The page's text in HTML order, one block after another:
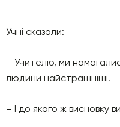
Учні сказали:
– Учителю, ми
людини найстрашніші.
– І до якого ж висновку